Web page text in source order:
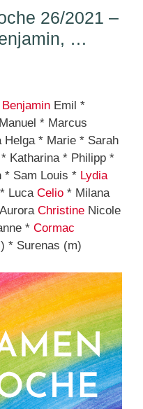
26/2021 –
…
Benjamin Emil *
* Marcus
* Marie * Sarah
Katharina * Philipp *
* Sam Louis * Lydia
Luca Celio * Milana
Christine Nicole
* Cormac
* Surenas (m)